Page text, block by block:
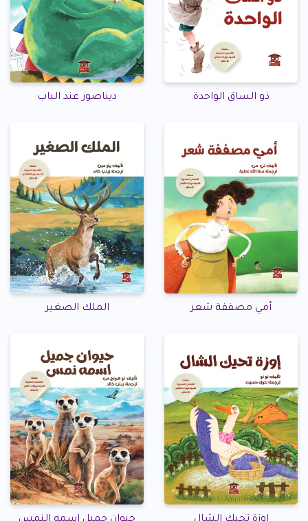
ذو الساق الواحدة ديناصور عند الباب
أمي مصففة شعر الملك الصغير